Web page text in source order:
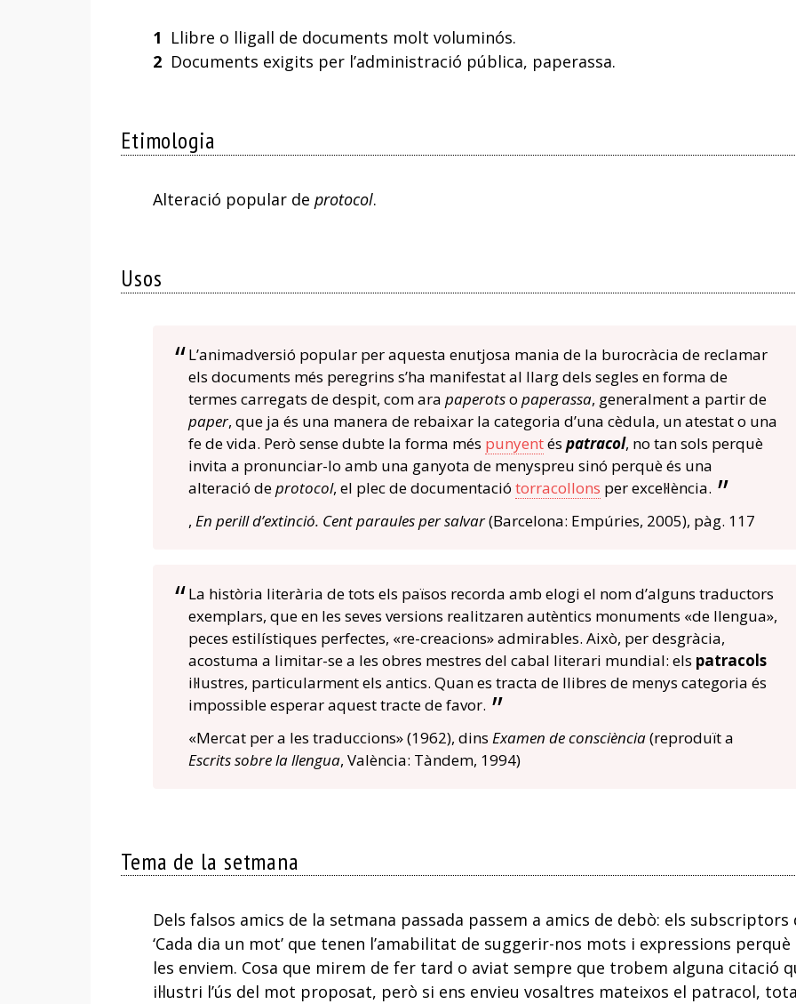
1 Llibre o lligall de documents molt voluminós.
2Documents exigits per l’administració pública, paperassa.
Etimologia
Alteració popular de protocol.
Usos
L’animadversió popular per aquesta enutjosa mania de la burocràcia de reclamar
els documents més peregrins s’ha manifestat al llarg dels segles en forma de
termes carregats de despit, com ara paperotso paperassa, generalment a partir de
paper, que ja és una manera de rebaixar la categoria d’una cèdula, un atestat o una
fe de vida. Però sense dubte la forma més punyentés patracol, no tan sols perquè
invita a pronunciar-lo amb una ganyota de menyspreu sinó perquè és una
alteració deprotocol, el plec de documentació torracollons per excel·lència.
, En perill d’extinció. Cent paraules per salvar(Barcelona: Empúries, 2005), pàg. 117
La història literària de tots els països recorda amb elogi el nom d’alguns traductors
exemplars, que en les seves versions realitzaren autèntics monuments «de llengua»,
peces estilístiques perfectes, «re-creacions» admirables. Això, per desgràcia,
acostuma a limitar-se a les obres mestres del cabal literari mundial: els patracols
il·lustres, particularment els antics. Quan es tracta de llibres de menys categoria és
impossible esperar aquest tracte de favor.
«Mercat per a les traduccions» (1962), dins Examen de consciència(reproduït a
Escrits sobre la llengua, València: Tàndem, 1994)
Tema de la setmana
Dels falsos amics de la setmana passada passem a amics de debò: els subscriptors
‘Cada dia un mot’ que tenen l’amabilitat de suggerir-nos mots i expressions perquè
les enviem. Cosa que mirem de fer tard o aviat sempre que trobem alguna citació
il·lustri l’ús del mot proposat, però si ens envieu vosaltres mateixos el patracol, tota